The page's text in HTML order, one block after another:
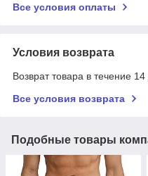
Все условия оплаты
Условия возврата
Возврат товара в течение
Все условия возврата
Подобные товары